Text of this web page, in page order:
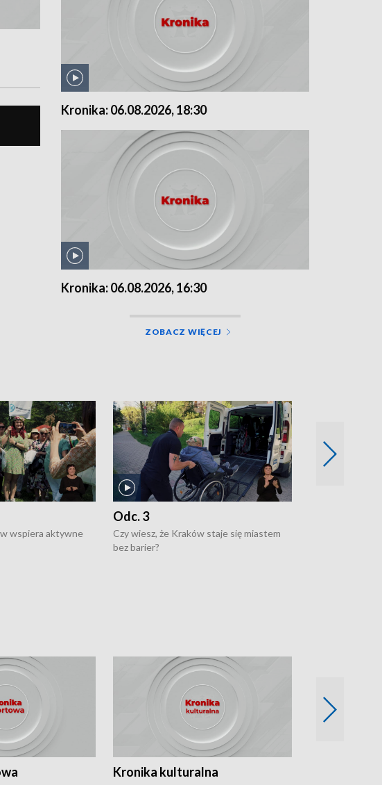
Kronika: 06.08.2026, 18:30
Kronika: 06.08.2026, 16:30
ZOBACZ WIĘCEJ
wspiera aktywne
Odc. 3
Czy wiesz, że Kraków staje się miastem
bez barier?
Kronika kulturalna